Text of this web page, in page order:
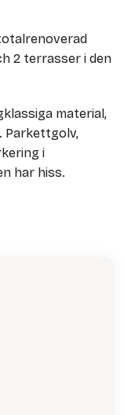
2 terrasser i den
material,
Parkettgolv,
i
har hiss.